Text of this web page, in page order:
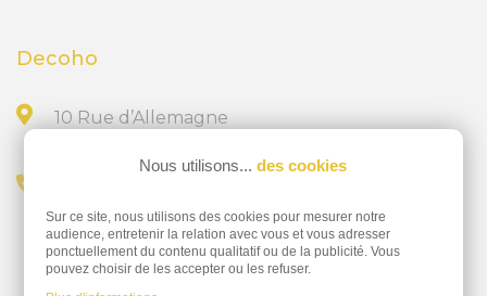
Decoho
10 Rue d’Allemagne
02 28 23 15 32
Nous utilisons... des cookies
Sur ce site, nous utilisons des cookies pour mesurer notre
audience, entretenir la relation avec vous et vous adresser
ponctuellement du contenu qualitatif ou de la publicité. Vous
pouvez choisir de les accepter ou les refuser.